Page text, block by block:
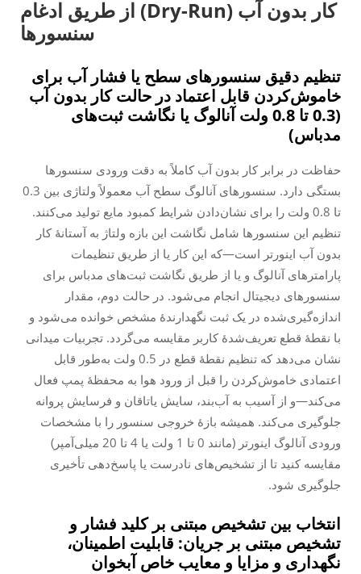
کار بدون آب (Dry-Run) از طریق ادغام
سنسورها
تنظیم دقیق سنسورهای سطح یا فشار آب برای
خاموش‌کردن قابل اعتماد در حالت کار بدون آب
(0.3 تا 0.8 ولت آنالوگ یا نگاشت ثبت‌های
مدباس)
حفاظت در برابر کار بدون آب کاملاً به دقت ورودی سنسورها
بستگی دارد. سنسورهای آنالوگ سطح آب معمولاً ولتاژی بین 0.3
تا 0.8 ولت را برای نشان‌دادن شرایط کمبود مایع تولید می‌کنند.
تنظیم این سنسورها شامل نگاشت این بازه ولتاژ به آستانهٔ کار
بدون آب اینورتر است—که این کار یا از طریق تنظیمات
پارامترهای آنالوگ و یا از طریق نگاشت ثبت‌های مدباس برای
سنسورهای دیجیتال انجام می‌شود. در حالت دوم، مقدار
اندازه‌گیری‌شده در یک ثبت نگهدارندهٔ مشخص خوانده می‌شود و
با نقطهٔ قطع تعریف‌شدهٔ کاربر مقایسه می‌گردد. تجربیات میدانی
نشان می‌دهد که تنظیم نقطهٔ قطع در 0.5 ولت به‌طور قابل
اعتمادی خاموش‌کردن را قبل از ورود هوا به محفظهٔ پمپ فعال
می‌کند—و از آسیب به آب‌بند، سایش یاتاقان و فرسایش پروانه
جلوگیری می‌کند. همیشه بازهٔ خروجی سنسور را با مشخصات
ورودی آنالوگ اینورتر (مانند 0 تا 1 ولت یا 4 تا 20 میلی‌آمپر)
مقایسه کنید تا از تشخیص‌های نادرست یا پاسخ‌دهی تأخیری
جلوگیری شود.
انتخاب بین تشخیص مبتنی بر کلید فشار و
تشخیص مبتنی بر جریان: قابلیت اطمینان،
نگهداری و مزایا و معایب خاص آبخوان